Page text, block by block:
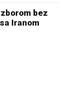
bez
Iranom